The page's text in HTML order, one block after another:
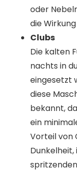
oder
die
Clubs
Die kalten
nachts in
eingesetzt
diese
bekannt,
ein
Vorteil von
Dunkelheit,